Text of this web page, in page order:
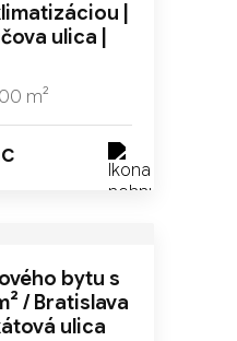
|
ulica |
m²
bytu s
/ Bratislava
ulica